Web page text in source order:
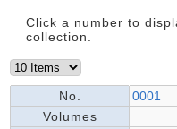
Click a number to
collection.
No.
0001
Volumes